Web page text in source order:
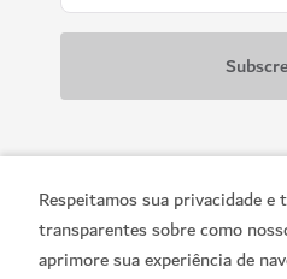
Respeitamos sua privacidade
transparentes sobre como
aprimore sua experiência de
Descarregue as